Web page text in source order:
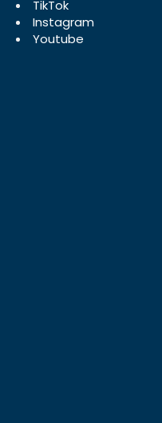
TikTok
Instagram
Youtube